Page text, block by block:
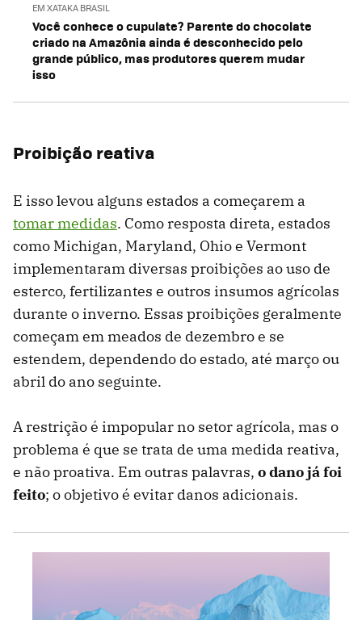
EM XATAKA BRASIL
Você conhece o cupulate? Parente do chocolate
criado na Amazônia ainda é desconhecido pelo
grande público, mas produtores querem mudar
isso
Proibição reativa
E isso levou alguns estados a começarem a
tomar medidas. Como resposta direta, estados
como Michigan, Maryland, Ohio e Vermont
implementaram diversas proibições ao uso de
esterco, fertilizantes e outros insumos agrícolas
durante o inverno. Essas proibições geralmente
começam em meados de dezembro e se
estendem, dependendo do estado, até março ou
abril do ano seguinte.
A restrição é impopular no setor agrícola, mas o
problema é que se trata de uma medida reativa,
e não proativa. Em outras palavras, o dano já foi
feito; o objetivo é evitar danos adicionais.